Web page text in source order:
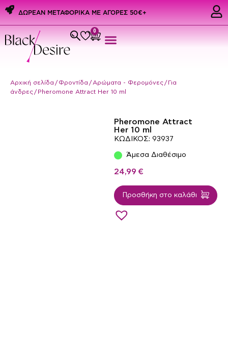
ΔΩΡΕΑΝ ΜΕΤΑΦΟΡΙΚΑ ME ΑΓΟΡΕΣ 50€+
0
Αρχική σελίδα / Φροντίδα / Αρώματα - Φερομόνες / Για
άνδρες / Pheromone Attract Her 10 ml
Pheromone Attract
Her 10 ml
ΚΩΔΙΚΟΣ: 93937
Άμεσα Διαθέσιμο
24,99 €
Προσθήκη στο καλάθι